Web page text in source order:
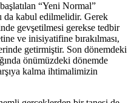
“Yeni Normal”
da kabul edilmelidir. Gerek
gevşetilmesi gerekse tedbir
ve inisiyatifine bırakılması,
getirmiştir. Son dönemdeki
önümüzdeki dönemde
kalma ihtimalimizin